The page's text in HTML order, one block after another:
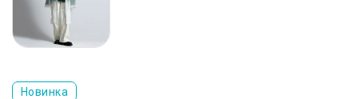
Новинка